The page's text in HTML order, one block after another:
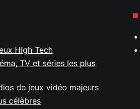
High Tech
TV et séries les plus
de jeux vidéo majeurs
célèbres